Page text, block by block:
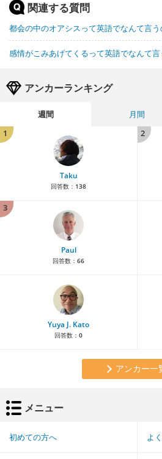
関連する質問
都会の中のオアシスって英語でなんて言う
感情がこみあげてくるって英語でなんて言
アンカーランキング
週間 月間
1
Taku
回答数： 138
2
3
Paul
回答数： 66
Yuya J. Kato
回答数： 0
アンカー一
メニュー
初めての方へ よ